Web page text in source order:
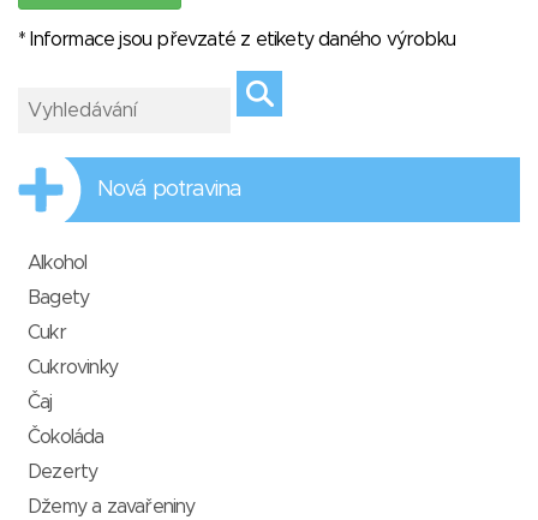
* Informace jsou převzaté z etikety daného výrobku
Nová potravina
Alkohol
Bagety
Cukr
Cukrovinky
Čaj
Čokoláda
Dezerty
Džemy a zavařeniny